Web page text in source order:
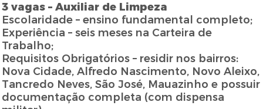
3 vagas – Auxiliar de Limpeza
Escolaridade – ensino fundamental completo;
Experiência – seis meses na Carteira de
Trabalho;
Requisitos Obrigatórios – residir nos bairros:
Nova Cidade, Alfredo Nascimento, Novo Aleixo,
Tancredo Neves, São José, Mauazinho e possuir
documentação completa (com dispensa